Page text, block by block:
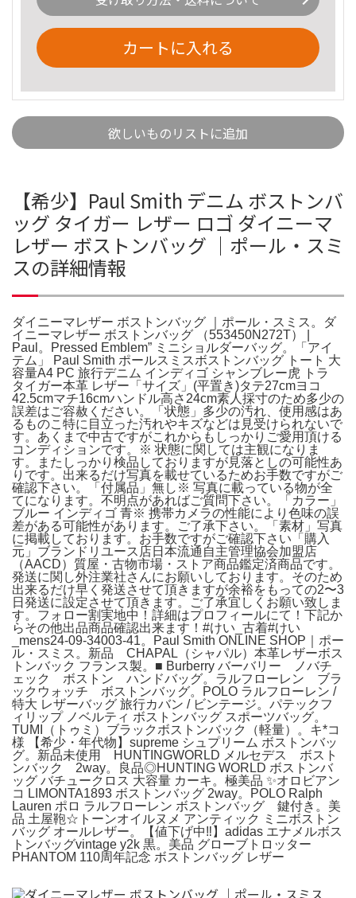
カートに入れる
欲しいものリストに追加
【希少】Paul Smith デニム ボストンバ
ッグ タイガー レザー ロゴ ダイニーマ
レザー ボストンバッグ ｜ポール・スミ
スの詳細情報
ダイニーマレザー ボストンバッグ ｜ポール・スミス。ダ
イニーマレザー ボストンバッグ （553450N272T） |
Paul。Pressed Emblem” ミニショルダーバッグ。「アイ
テム」 Paul Smith ポールスミスボストンバッグ トート 大
容量A4 PC 旅行デニム インディゴ シャンブレー虎 トラ
タイガー本革 レザー「サイズ」(平置き)タテ27cmヨコ
42.5cmマチ16cmハンドル高さ24cm素人採寸のため多少の
誤差はご容赦ください。「状態」多少の汚れ、使用感はあ
るものこ特に目立った汚れやキズなどは見受けられないで
す。あくまで中古ですがこれからもしっかりご愛用頂ける
コンディションです。※ 状態に関しては主観になりま
す。またしっかり検品しておりますが見落としの可能性あ
りです。出来るだけ写真を載せているためお手数ですがご
確認下さい。「付属品」無し※ 写真に載っている物が全
てになります。不明点があればご質問下さい。「カラー」
ブルー インディゴ 青※ 携帯カメラの性能により色味の誤
差がある可能性があります。ご了承下さい。「素材」写真
に掲載しております。お手数ですがご確認下さい「購入
元」ブランドリユース店日本流通自主管理協会加盟店
（AACD）質屋・古物市場・ストア商品鑑定済商品です。
発送に関し外注業社さんにお願いしております。そのため
出来るだけ早く発送させて頂きますが余裕をもっての2〜3
日発送に設定させて頂きます。ご了承宜しくお願い致しま
す。フォロー割実地中！詳細はプロフィールにて！下記か
らその他出品商品確認出来ます！#けい_古着#けい
_mens24-09-34003-41。Paul Smith ONLINE SHOP｜ポー
ル・スミス。新品 CHAPAL（シャパル）本革レザーボス
トンバック フランス製。■ Burberry バーバリー ノバチ
ェック ボストン ハンドバッグ。ラルフローレン ブラ
ックウォッチ ボストンバッグ。POLO ラルフローレン /
特大 レザーバッグ 旅行カバン / ビンテージ。パテックフ
ィリップ ノベルティ ボストンバッグ スポーツバッグ。
TUMI（トゥミ）ブラックボストンバック（軽量）。キ*コ
様 【希少・年代物】supreme シュプリーム ボストンバッ
グ。新品未使用 HUNTINGWORLD メルセデス ボスト
ンバック 2way。良品◎HUNTING WORLD ボストンバ
ッグ バチュークロス 大容量 カーキ。極美品 ✨オロビアン
コ LIMONTA1893 ボストンバッグ 2way。POLO Ralph
Lauren ポロ ラルフローレン ボストンバッグ 鍵付き。美
品 土屋鞄☆トーンオイルヌメ アンティック ミニボストン
バッグ オールレザー。【値下げ中‼️】adidas エナメルボス
トンバッグvintage y2k 黒。美品 グローブトロッター
PHANTOM 110周年記念 ボストンバッグ レザー